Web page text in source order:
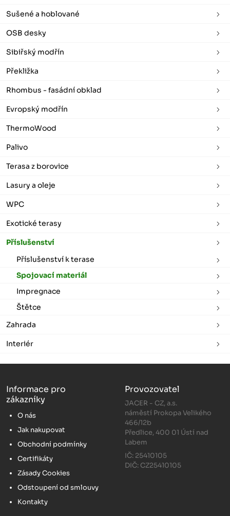
Sušené a hoblované
OSB desky
Sibiřský modřín
Překližka
Rhombus - fasádní obklad
Evropský modřín
ThermoWood
Palivo
Terasa z borovice
Lasury a oleje
WPC
Exotické terasy
Příslušenství
Příslušenství k terase
Spojovací materiál
Impregnace
Štětce
Zahrada
Interiér
Informace pro
zákazníky
O nás
Jak nakupovat
Obchodní podmínky
Certifikáty
Zásady Cookies
Odstoupení od smlouvy
Kontakty
Provozovatel
JACER - CZ, a.s.
náměstí Prokopa Velikého
466/12b
Předlice, 400 01 Ústí nad
Labem
IČ: 25410105
DIČ: CZ25410105